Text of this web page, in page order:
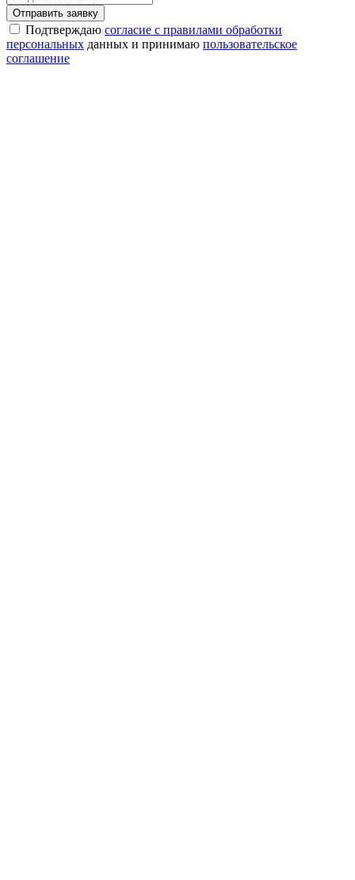
Отправить заявку
Подтверждаю согласие с правилами обработки
персональных данных и принимаю пользовательское
соглашение